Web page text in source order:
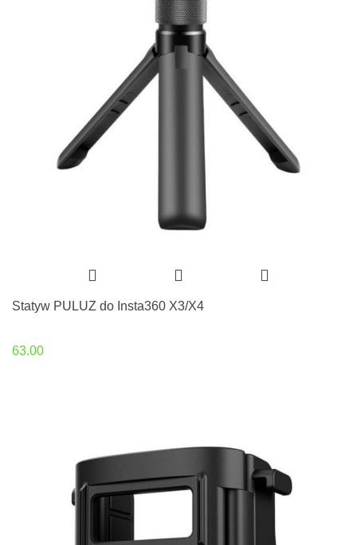
Statyw PULUZ do Insta360 X3/X4
63.00